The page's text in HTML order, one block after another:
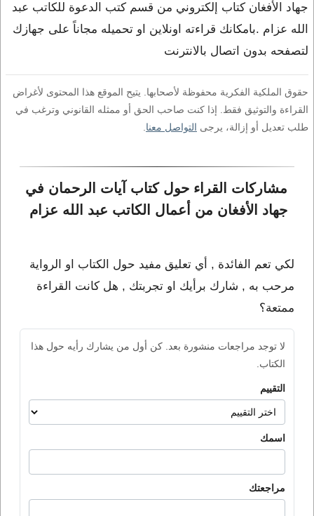
جهاد الأفغان كتاب إلكتروني من قسم كتب الدعوة للكاتب عبد
الله عزام .بامكانك قراءته اونلاين او تحميله مجاناً على جهازك
لتصفحه بدون اتصال بالانترنت
حقوق الملكية الفكرية محفوظة لأصحابها. يتيح الموقع هذا المحتوى لأغراض
القراءة والتوثيق فقط. إذا كنت صاحب الحق أو ممثله القانوني وترغب في
طلب تعديل أو إزالة، يرجى التواصل معنا
مشاركات القراء حول كتاب آيات الرحمان في
جهاد الأفغان من أعمال الكاتب عبد الله عزام
لكي تعم الفائدة , أي تعليق مفيد حول الكتاب او الرواية
مرحب به , شارك برأيك او تجربتك , هل كانت القراءة
ممتعة؟
لا توجد مراجعات منشورة بعد. كن أول من يشارك رأيه حول هذا
الكتاب.
التقييم
اسمك
مراجعتك